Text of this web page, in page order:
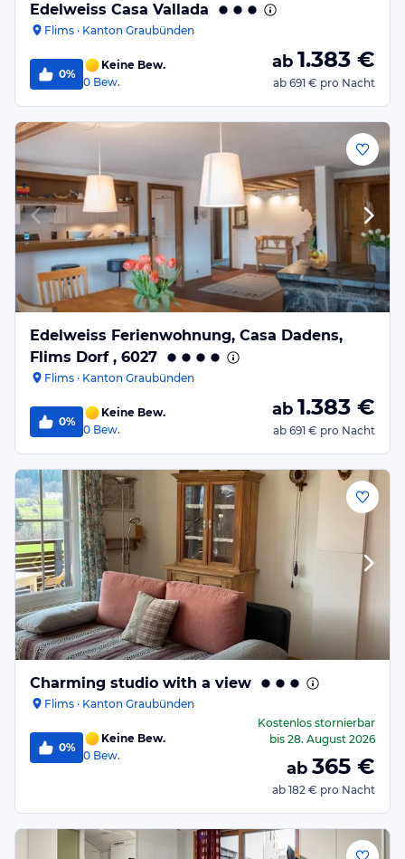
Edelweiss Casa Vallada
Flims · Kanton Graubünden
0%
Keine Bew.
0 Bew.
ab 1.383 €
ab 691 € pro Nacht
Edelweiss Ferienwohnung, Casa Dadens,
Flims Dorf , 6027
Flims · Kanton Graubünden
0%
Keine Bew.
0 Bew.
ab 1.383 €
ab 691 € pro Nacht
Charming studio with a view
Flims · Kanton Graubünden
0%
Keine Bew.
0 Bew.
Kostenlos stornierbar
bis 28. August 2026
ab 365 €
ab 182 € pro Nacht